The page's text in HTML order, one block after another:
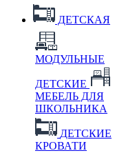
ДЕТСКАЯ
МОДУЛЬНЫЕ
ДЕТСКИЕ
МЕБЕЛЬ ДЛЯ
ШКОЛЬНИКА
ДЕТСКИЕ
КРОВАТИ